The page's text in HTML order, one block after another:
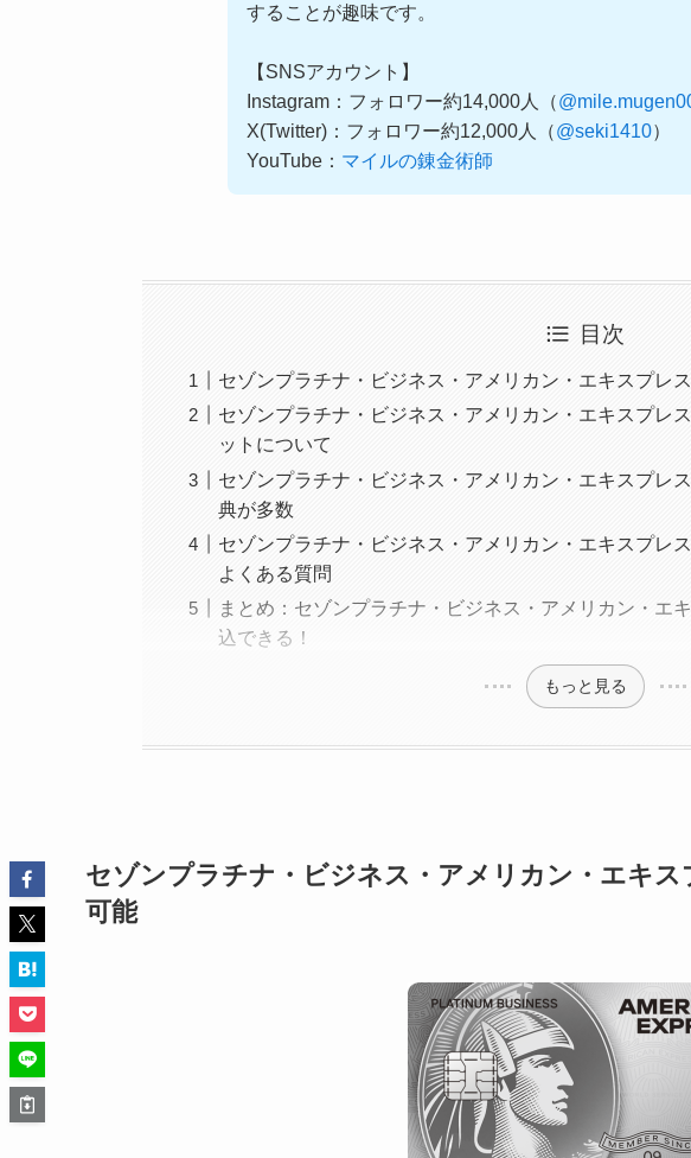
することが趣味です。
【SNSアカウント】
Instagram：フォロワー約14,000人（
X(Twitter)：フォロワー約12,000人（@seki1410）
YouTube： マイルの錬金術師
目次
セゾンプラチナ・ビジネス・アメリカン・エキスプレ
セゾンプラチナ・ビジネス・アメリカン・エキスプレ
ットについて
セゾンプラチナ・ビジネス・アメリカン・エキスプレ
典が多数
セゾンプラチナ・ビジネス・アメリカン・エキスプレ
よくある質問
まとめ：セゾンプラチナ・ビジネス・アメリカン・エ
込できる！
もっと見る
セゾンプラチナ・ビジネス・アメリカン・エキ
可能